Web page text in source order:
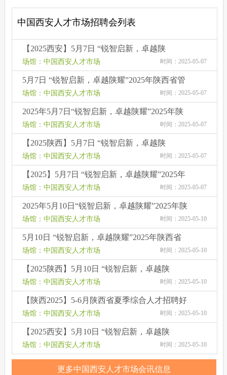
中国西安人才市场招聘会列表
【2025西安】5月7日 “锐智启新，卓越陕
耀”2025年陕西省管理、营销、技术、文职类人
才交流洽谈会
场馆：中国西安人才市场 时间：2025-05-07
5月7日 “锐智启新，卓越陕耀”2025年陕西省管
理、营销、技术、文职类人才交流洽谈会
场馆：中国西安人才市场 时间：2025-05-07
2025年5月7日“锐智启新，卓越陕耀”2025年陕
西省管理、营销、技术、文职类人才交流洽谈
会
场馆：中国西安人才市场 时间：2025-05-07
【2025陕西】5月7日 “锐智启新，卓越陕
耀”2025年陕西省管理、营销、技术、文职类人
才交流洽谈会
场馆：中国西安人才市场 时间：2025-05-07
【2025】5月7日 “锐智启新，卓越陕耀”2025年
陕西省管理、营销、技术、文职类人才交流洽
场馆：中国西安人才市场 时间：2025-05-07
2025年5月10日“锐智启新，卓越陕耀”2025年陕
西省综合类人才交流洽谈会
场馆：中国西安人才市场 时间：2025-05-10
5月10日 “锐智启新，卓越陕耀”2025年陕西省
综合类人才交流洽谈会
场馆：中国西安人才市场 时间：2025-05-10
【2025陕西】5月10日 “锐智启新，卓越陕
耀”2025年陕西省综合类人才交流洽谈会
场馆：中国西安人才市场 时间：2025-05-10
【陕西2025】5-6月陕西省夏季综合人才招聘好
（每周三、周六省体举办）
场馆：中国西安人才市场 时间：2025-05-10
【2025西安】5月10日 “锐智启新，卓越陕
耀”2025年陕西省综合类人才交流洽谈会
场馆：中国西安人才市场 时间：2025-05-10
更多中国西安人才市场会讯信息